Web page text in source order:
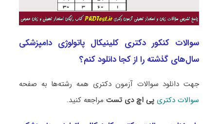
سوالات کنکور دکتری کلینیکال پاتولوژی دامپزشکی
سال‌های گذشته را از کجا دانلود کنم؟
جهت دانلود سوالات آزمون دکتری همه رشته‌ها به صفحه
سوالات دکتری پی اچ دی تستمراجعه کنید.